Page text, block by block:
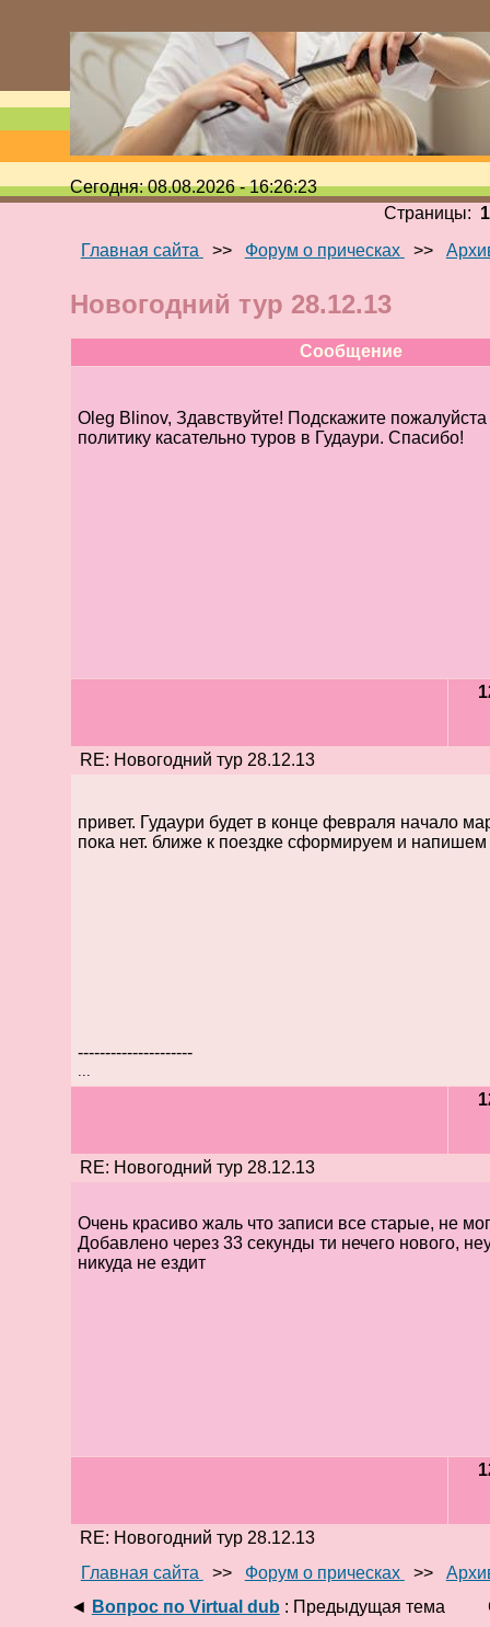
Сегодня: 08.08.2026 - 16:26:23
Страницы: 1
Главная сайта
>> Форум о прическах >>
Новогодний тур 28.12.13
Сообщение
Oleg Blinov, Здавствуйте! Подскажите
политику касательно туров в Гудаури. Спасибо!
RE: Новогодний тур 28.12.13
привет. Гудаури будет в конце февраля начало
пока нет. ближе к поездке сформируем и напишем
---------------------
...
RE: Новогодний тур 28.12.13
Очень красиво жаль что записи все старые, не
Добавлено через 33 секунды ти нечего нового,
никуда не ездит
RE: Новогодний тур 28.12.13
Главная сайта
>> Форум о прическах >>
◄ Вопрос по Virtual dub: Предыдущая тема